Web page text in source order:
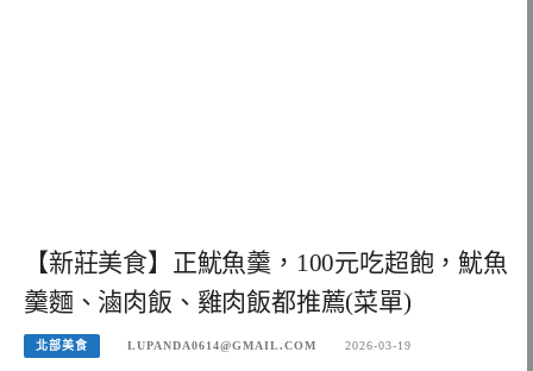
【新莊美食】正魷魚羹，100元吃超飽，魷魚
羹麵、滷肉飯、雞肉飯都推薦(菜單)
北部美食 LUPANDA0614@GMAIL.COM 2026-03-19